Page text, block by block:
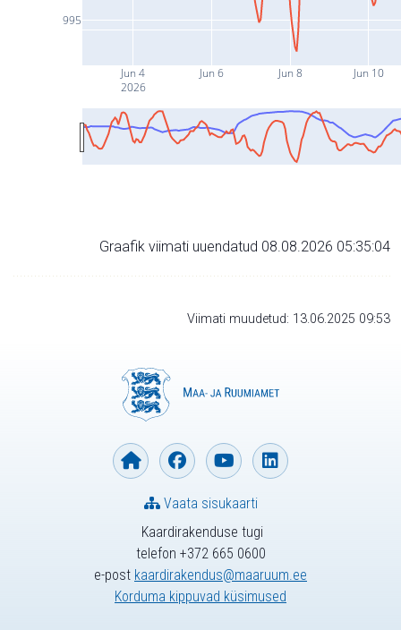
Jun 4
2026
Jun 6 Jun 8 Jun 10
995
Graafik viimati uuendatud 08.08.2026 05:35:04
Viimati muudetud: 13.06.2025 09:53
Kaardirakenduse tugi
telefon +372 665 0600
e-post kaardirakendus@maaruum.ee
Korduma kippuvad küsimused
Vaata sisukaarti